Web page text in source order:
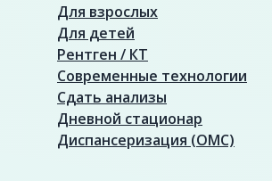
Для взрослых
Для детей
Рентген / КТ
Современные технологии
Сдать анализы
Дневной стационар
Диспансеризация (ОМС)